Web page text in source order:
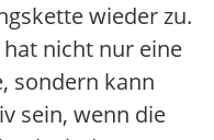
wieder zu.
hat nicht nur eine
sondern kann
sein, wenn die